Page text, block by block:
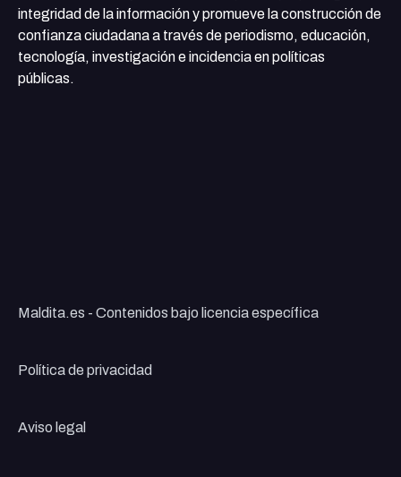
integridad de la información y promueve la construcción de
confianza ciudadana a través de periodismo, educación,
tecnología, investigación e incidencia en políticas
públicas.
Maldita.es - Contenidos bajo licencia específica
Política de privacidad
Aviso legal